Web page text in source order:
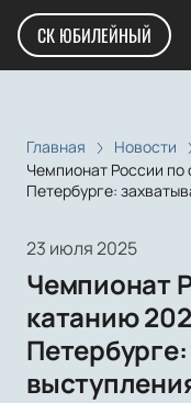
СК ЮБИЛЕЙНЫЙ
Главная
Новости
Чемпионат России
Петербурге:
23 июля 2025
Чемпионат
катанию